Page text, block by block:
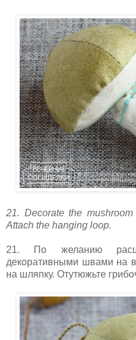
21. Decorate the
Attach the hanging loop.
21. По желанию
декоративными швами на
на шляпку. Отутюжьте